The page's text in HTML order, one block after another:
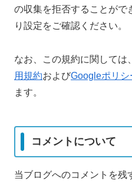
の収集を拒否することがで
り設定をご確認ください。
なお、この規約に関しては、
用規約およびGoogleポリシ
ます。
コメントについて
当ブログへのコメントを残